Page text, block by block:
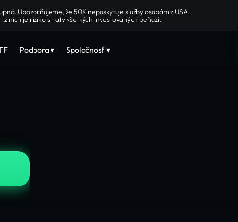
Upozorňujeme, že 50K neposkytuje služby osobám z USA.
z nich je riziko straty všetkých investovaných peňazí.
Podpora ▾ Spoločnosť ▾